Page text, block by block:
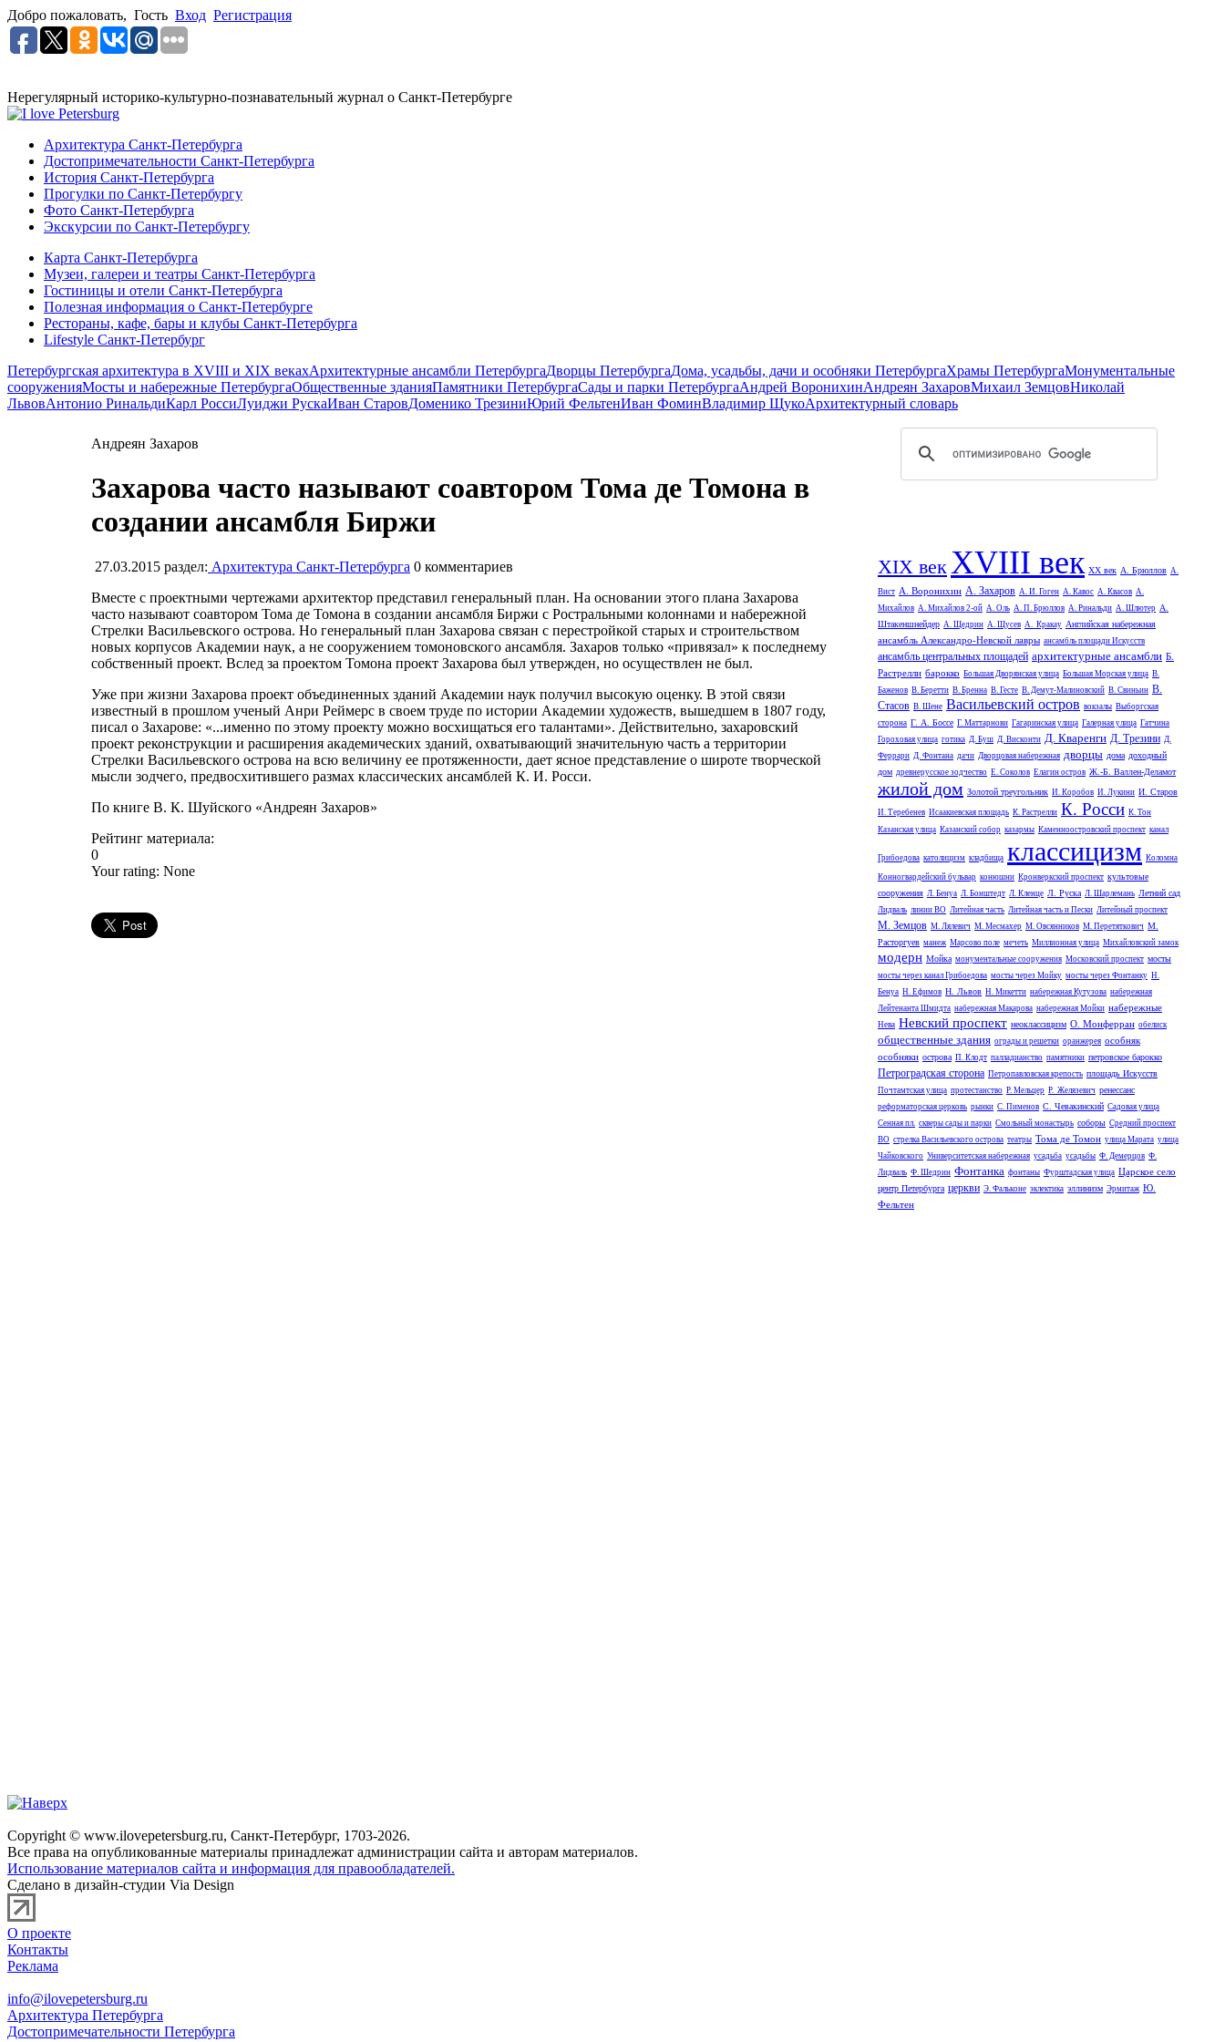
Добро пожаловать, Гость Вход Регистрация
Нерегулярный историко-культурно-познавательный журнал о Санкт-Петербурге
Архитектура Санкт-Петербурга
Достопримечательности Санкт-Петербурга
История Санкт-Петербурга
Прогулки по Санкт-Петербургу
Фото Санкт-Петербурга
Экскурсии по Санкт-Петербургу
Карта Санкт-Петербурга
Музеи, галереи и театры Санкт-Петербурга
Гостиницы и отели Санкт-Петербурга
Полезная информация о Санкт-Петербурге
Рестораны, кафе, бары и клубы Санкт-Петербурга
Lifestyle Санкт-Петербург
Петербургская архитектура в XVIII и XIX векахАрхитектурные ансамбли ПетербургаДворцы ПетербургаДома, усадьбы, дачи и особняки ПетербургаХрамы ПетербургаМонументальные
сооруженияМосты и набережные ПетербургаОбщественные зданияПамятники ПетербургаСады и парки ПетербургаАндрей ВоронихинАндреян ЗахаровМихаил ЗемцовНиколай
ЛьвовАнтонио РинальдиКарл РоссиЛуиджи РускаИван СтаровДоменико ТрезиниЮрий ФельтенИван ФоминВладимир ЩукоАрхитектурный словарь
Андреян Захаров
Захарова часто называют соавтором Тома де Томона в
создании ансамбля Биржи
27.03.2015 раздел: Архитектура Санкт-Петербурга 0 комментариев
Вместе с проектными чертежами архитектор представил генеральный план. На основании этого плана Захарова
часто называют соавтором Тома де Томона в создании ансамбля Биржи с Ростральными колоннами и набережной
Стрелки Васильевского острова. Но генеральный план Захарова связан с перестройкой старых и строительством
новых корпусов Академии наук, а не сооружением томоновского ансамбля. Захаров только «привязал» к последнему
собственный проект. Вслед за проектом Томона проект Захарова был утвержден, но осуществлен не был.
Уже при жизни Захарова проект объединенных зданий Академии наук получил высокую оценку. В этой связи
известный в прошлом ученый Анри Реймерс в своем труде по истории Академии художеств, вышедшем в 1807 году,
писал о Захарове: «...именно по этому проекту можно восхищаться его талантами». Действительно, захаровский
проект реконструкции и расширения академических зданий, охватывающий значительную часть а территории
Стрелки Васильевского острова на всю величину ее протяженности, дает ясное представление о широте творческой
мысли зодчего, предвосхитившего размах классических ансамблей К. И. Росси.
По книге В. К. Шуйского «Андреян Захаров»
Рейтинг материала:
0
Your rating: None
XIX векXVIII век XX век А. Брюллов А.
Вист А. Воронихин А. Захаров А. И. Гоген А. Кавос А. Квасов А.
Михайлов А. Михайлов 2-ой А. Оль А. П. Брюллов А. Ринальди А. Шлютер А.
Штакеншнейдер А. Щедрин А. Щусев А. Кракау Английская набережная
ансамбль Александро-Невской лавры ансамбль площади Искусств
ансамбль центральных площадей архитектурные ансамбли Б.
Растрелли барокко Большая Дворянская улица Большая Морская улица В.
Баженов В. Беретти В. Бренна В. Гесте В. Демут-Малиновский В. Свиньин В.
Стасов В. Шене Васильевский остров вокзалы Выборгская
сторона Г. А. Боссе Г. Маттарнови Гагаринская улица Галерная улица Гатчина
Гороховая улица готика Д. Буш Д. Висконти Д. Кваренги Д. Трезини Д.
Феррари Д. Фонтана дачи Дворцовая набережная дворцы дома доходный
дом древнерусское зодчество Е. Соколов Елагин остров Ж.-Б. Валлен-Деламот
жилой дом Золотой треугольник И. Коробов И. Лукини И. Старов
И. Теребенев Исаакиевская площадь К. Растрелли К. Росси К. Тон
Казанская улица Казанский собор казармы Каменноостровский проспект канал
Грибоедова католицизм кладбища классицизм Коломна
Конногвардейский бульвар конюшни Кронверкский проспект культовые
сооружения Л. Бенуа Л. Бонштедт Л. Кленце Л. Руска Л. Шарлемань Летний сад
Лидваль линии ВО Литейная часть Литейная часть и Пески Литейный проспект
М. Земцов М. Лялевич М. Месмахер М. Овсянников М. Перетяткович М.
Расторгуев манеж Марсово поле мечеть Миллионная улица Михайловский замок
модерн Мойка монументальные сооружения Московский проспект мосты
мосты через канал Грибоедова мосты через Мойку мосты через Фонтанку Н.
Бенуа Н. Ефимов Н. Львов Н. Микетти набережная Кутузова набережная
Лейтенанта Шмидта набережная Макарова набережная Мойки набережные
Нева Невский проспект неоклассицизм О. Монферран обелиск
общественные здания ограды и решетки оранжерея особняк
особняки острова П. Клодт палладианство памятники петровское барокко
Петроградская сторона Петропавловская крепость площадь Искусств
Почтамтская улица протестанство Р. Мельцер Р. Желязевич ренессанс
реформаторская церковь рынки С. Пименов С. Чевакинский Садовая улица
Сенная пл. скверы сады и парки Смольный монастырь соборы Средний проспект
ВО стрелка Васильевского острова театры Тома де Томон улица Марата улица
Чайковского Университетская набережная усадьба усадьбы Ф. Демерцов Ф.
Лидваль Ф. Шедрин Фонтанка фонтаны Фурштадская улица Царское село
центр Петербурга церкви Э. Фальконе эклектика эллинизм Эрмитаж Ю.
Фельтен
Copyright © www.ilovepetersburg.ru, Санкт-Петербург, 1703-2026.
Все права на опубликованные материалы принадлежат администрации сайта и авторам материалов.
Использование материалов сайта и информация для правообладателей.
Сделано в дизайн-студии Via Design
О проекте
Контакты
Реклама
info@ilovepetersburg.ru
Архитектура Петербурга
Достопримечательности Петербурга